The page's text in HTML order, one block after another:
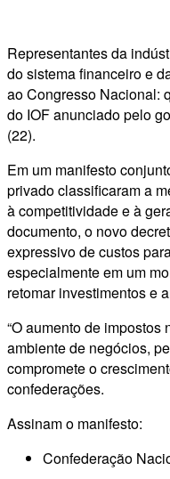
Representantes da
do sistema financeiro e
ao Congresso Nacional:
do IOF anunciado pelo
(22).
Em um manifesto
privado classificaram a
à competitividade e à
documento, o novo
expressivo de custos
especialmente em um
retomar investimentos e
“O aumento de
ambiente de negócios,
compromete o
confederações.
Assinam o manifesto:
Confederação